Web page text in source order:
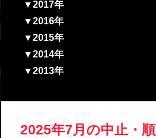
▼2017年
▼2016年
▼2015年
▼2014年
▼2013年
2025年7月の中止・